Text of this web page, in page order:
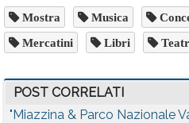
Mostra Musica
Mercatini Libri
POST CORRELATI
"Miazzina & Parco Nazionale